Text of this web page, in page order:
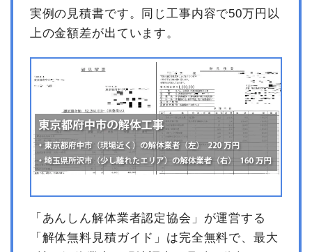
実例の見積書です。同じ工事内容で50万円以
上の金額差が出ています。
「あんしん解体業者認定協会」が運営する
「解体無料見積ガイド」は完全無料で、最大